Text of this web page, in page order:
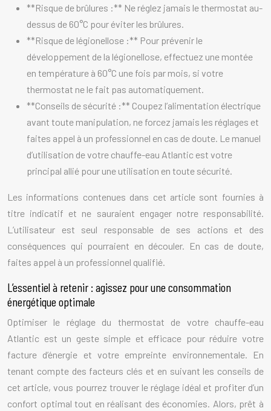
**Risque de brûlures :** Ne réglez jamais le thermostat au-
dessus de 60°C pour éviter les brûlures.
**Risque de légionellose :** Pour prévenir le
développement de la légionellose, effectuez une montée
en température à 60°C une fois par mois, si votre
thermostat ne le fait pas automatiquement.
**Conseils de sécurité :** Coupez l’alimentation électrique
avant toute manipulation, ne forcez jamais les réglages et
faites appel à un professionnel en cas de doute. Le manuel
d’utilisation de votre chauffe-eau Atlantic est votre
principal allié pour une utilisation en toute sécurité.
Les informations contenues dans cet article sont fournies à
titre indicatif et ne sauraient engager notre responsabilité.
L’utilisateur est seul responsable de ses actions et des
conséquences qui pourraient en découler. En cas de doute,
faites appel à un professionnel qualifié.
L’essentiel à retenir : agissez pour une consommation
énergétique optimale
Optimiser le réglage du thermostat de votre chauffe-eau
Atlantic est un geste simple et efficace pour réduire votre
facture d’énergie et votre empreinte environnementale. En
tenant compte des facteurs clés et en suivant les conseils de
cet article, vous pourrez trouver le réglage idéal et profiter d’un
confort optimal tout en réalisant des économies. Alors, prêt à